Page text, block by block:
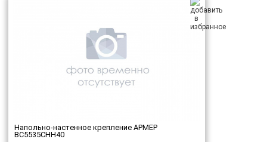
Напольно-настенное крепление АРМЕР
ВС5535СНН40